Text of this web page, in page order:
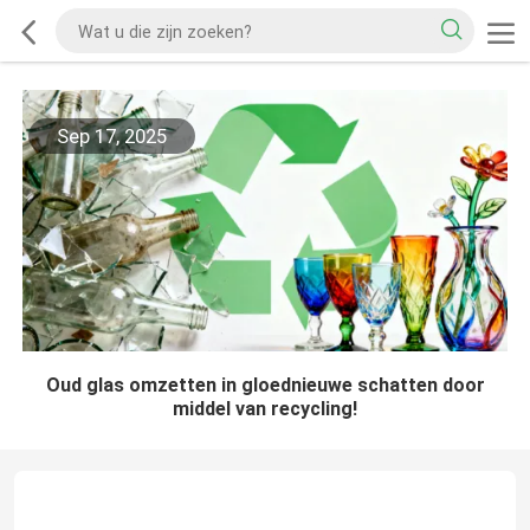
Sep 17, 2025
Oud glas omzetten in gloednieuwe schatten door
middel van recycling!